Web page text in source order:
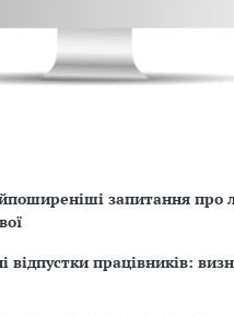
запитання про
відпустки працівників: